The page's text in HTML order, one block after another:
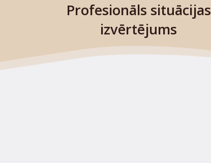
Profesionāls situācijas
izvērtējums